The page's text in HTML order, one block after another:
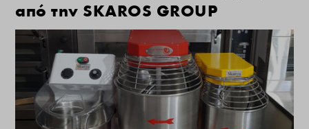
από την SKAROS GROUP